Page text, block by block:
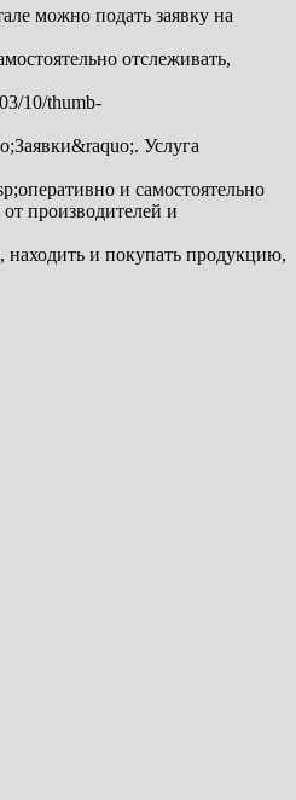
можно подать заявку на
отслеживать,
10/thumb-
Услуга
и самостоятельно
производителей и
находить и покупать продукцию,